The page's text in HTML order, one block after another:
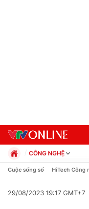
CÔNG NGHỆ
Chính trị
Pháp luật
Cuộc sống số HiTech Công
29/08/2023 19:17 GMT+7